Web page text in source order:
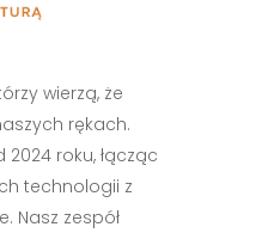
wierzą, że
rękach.
roku, łącząc
technologii z
Nasz zespół